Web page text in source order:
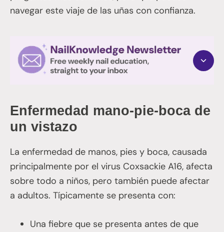
navegar este viaje de las uñas con confianza.
Enfermedad mano-pie-boca de
un vistazo
La enfermedad de manos, pies y boca, causada
principalmente por el virus Coxsackie A16, afecta
sobre todo a niños, pero también puede afectar
a adultos. Típicamente se presenta con:
Una fiebre que se presenta antes de que